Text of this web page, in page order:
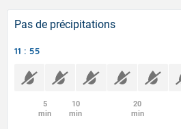
Pas de précipitations
11 : 55
5
min
10
min
20
min